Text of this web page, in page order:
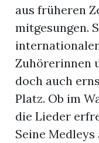
aus früheren
mitgesungen.
Zuhörerinnen
doch auch
Platz. Ob im
die Lieder
Seine